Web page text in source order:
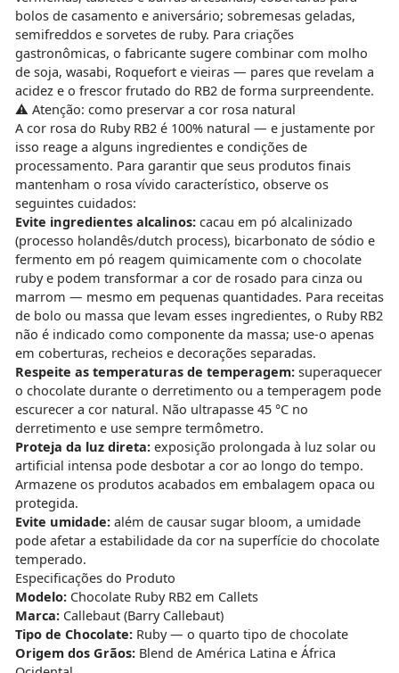
bolos de casamento e aniversário; sobremesas geladas,
semifreddos e sorvetes de ruby. Para criações
gastronômicas, o fabricante sugere combinar com molho
de soja, wasabi, Roquefort e vieiras — pares que revelam a
acidez e o frescor frutado do RB2 de forma surpreendente.
⚠️ Atenção: como preservar a cor rosa natural
A cor rosa do Ruby RB2 é 100% natural — e justamente por
isso reage a alguns ingredientes e condições de
processamento. Para garantir que seus produtos finais
mantenham o rosa vívido característico, observe os
seguintes cuidados:
Evite ingredientes alcalinos:cacau em pó alcalinizado
(processo holandês/dutch process), bicarbonato de sódio e
fermento em pó reagem quimicamente com o chocolate
ruby e podem transformar a cor de rosado para cinza ou
marrom — mesmo em pequenas quantidades. Para receitas
de bolo ou massa que levam esses ingredientes, o Ruby RB2
não é indicado como componente da massa; use-o apenas
em coberturas, recheios e decorações separadas.
Respeite as temperaturas de temperagem:superaquecer
o chocolate durante o derretimento ou a temperagem pode
escurecer a cor natural. Não ultrapasse 45 °C no
derretimento e use sempre termômetro.
Proteja da luz direta:exposição prolongada à luz solar ou
artificial intensa pode desbotar a cor ao longo do tempo.
Armazene os produtos acabados em embalagem opaca ou
protegida.
Evite umidade:além de causar sugar bloom, a umidade
pode afetar a estabilidade da cor na superfície do chocolate
temperado.
Especificações do Produto
Modelo:Chocolate Ruby RB2 em Callets
Marca:Callebaut (Barry Callebaut)
Tipo de Chocolate:Ruby — o quarto tipo de chocolate
Origem dos Grãos:Blend de América Latina e África